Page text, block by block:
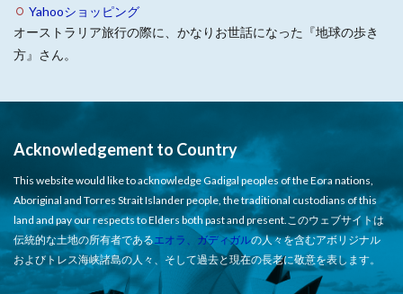
Yahooショッピング
オーストラリア旅行の際に、かなりお世話になった『地球の歩き
方』さん。
Acknowledgement to Country
This website would like to acknowledge Gadigal peoples of the Eora nations,
Aboriginal and Torres Strait Islander people, the traditional custodians of this
land and pay our respects to Elders both past and present.このウェブサイトは
伝統的な土地の所有者であるエオラ、ガディガルの人々を含むアボリジナル
およびトレス海峡諸島の人々、そして過去と現在の長老に敬意を表します。